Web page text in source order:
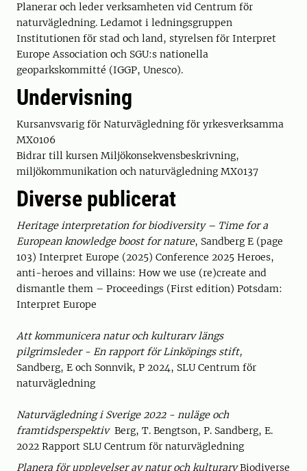
Planerar och leder verksamheten vid Centrum för
naturvägledning. Ledamot i ledningsgruppen
Institutionen för stad och land, styrelsen för Interpret
Europe Association och SGU:s nationella
geoparkskommitté (IGGP, Unesco).
Undervisning
Kursanvsvarig för Naturvägledning för yrkesverksamma
MX0106
Bidrar till kursen Miljökonsekvensbeskrivning,
miljökommunikation och naturvägledning MX0137
Diverse publicerat
Heritage interpretation for biodiversity – Time for a
European knowledge boost for nature, Sandberg E (page
103) Interpret Europe (2025) Conference 2025 Heroes,
anti-heroes and villains: How we use (re)create and
dismantle them – Proceedings (First edition) Potsdam:
Interpret Europe
Att kommunicera natur och kulturarv längs
pilgrimsleder - En rapport för Linköpings stift,
Sandberg, E och Sonnvik, P 2024, SLU Centrum för
naturvägledning
Naturvägledning i Sverige 2022 - nuläge och
framtidsperspektivBerg, T. Bengtson, P. Sandberg, E.
2022 Rapport SLU Centrum för naturvägledning
Planera för upplevelser av natur och kulturarvBiodiverse